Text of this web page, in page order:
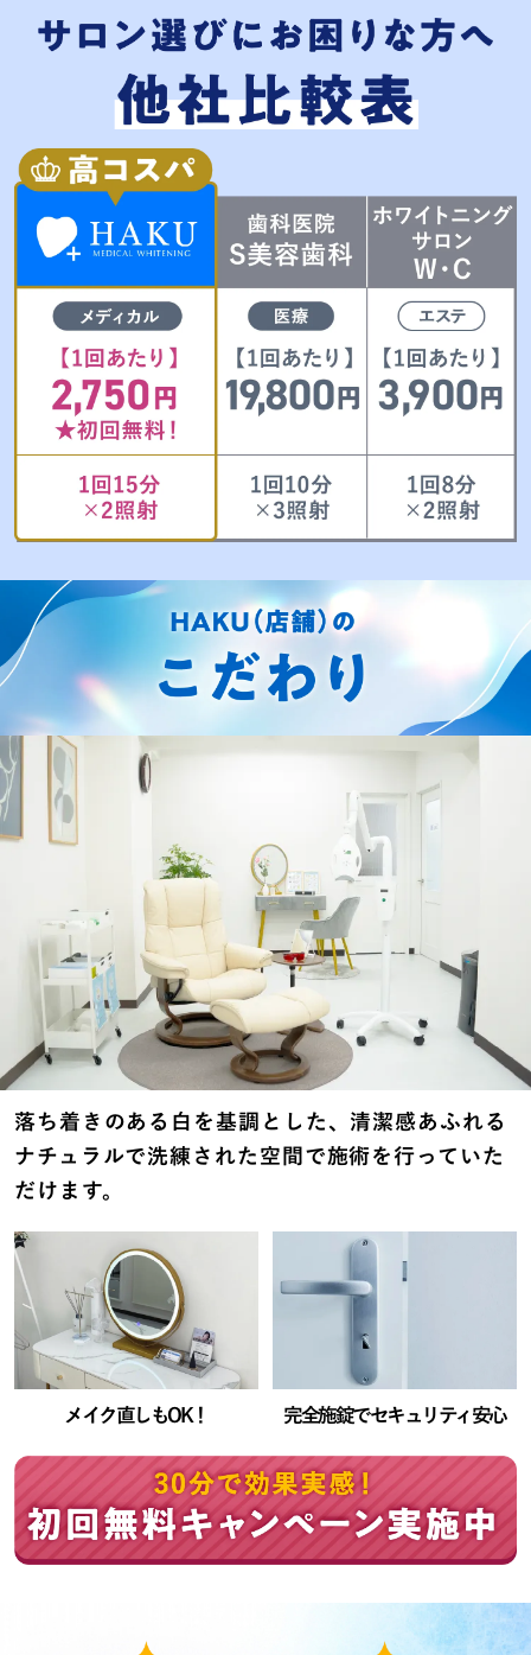
落ち着きのある白を基調とした、清潔感あふれる
ナチュラルで洗練された空間で施術を行っていた
だけます。
メイク直しもOK！ 完全施錠でセキュリティ安心